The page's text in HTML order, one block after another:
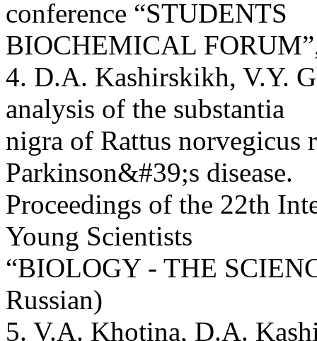
conference “STUDENTS
BIOCHEMICAL
4. D.A. Kashirskikh, V.Y.
analysis of the substantia
nigra of Rattus norvegicus
Parkinson&#39;s disease.
Proceedings of the 22th
Young Scientists
“BIOLOGY - THE
Russian)
5. V.A. Khotina, D.A.